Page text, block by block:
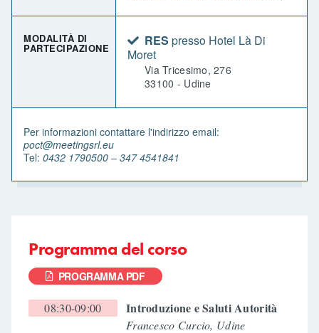
MODALITÀ DI
PARTECIPAZIONE RES presso Hotel Là Di
Moret
Via Tricesimo, 276
33100 - Udine
Per informazioni contattare l'indirizzo email:
poct@meetingsrl.eu
Tel: 0432 1790500 – 347 4541841
Programma del corso
PROGRAMMA PDF
08:30-09:00 Introduzione e Saluti Autorità
Francesco Curcio, Udine